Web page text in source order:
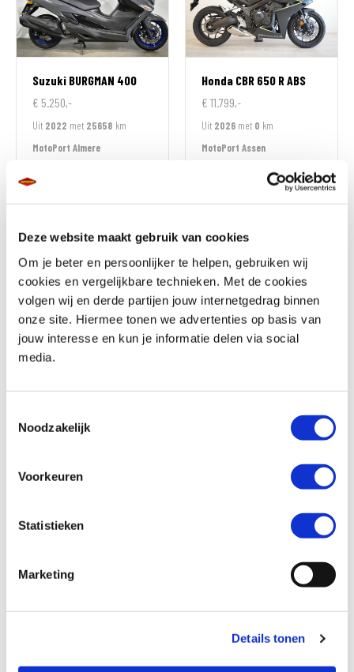
Deze website maakt gebruik van cookies
Om je beter en persoonlijker te helpen, gebruiken wij
cookies en vergelijkbare technieken. Met de cookies
volgen wij en derde partijen jouw internetgedrag binnen
onze site. Hiermee tonen we advertenties op basis van
jouw interesse en kun je informatie delen via social
media.
Noodzakelijk
Voorkeuren
Statistieken
Marketing
Details tonen
Suzuki BURGMAN 400
€ 5.250,-
Uit 2022 met 25658 km
MotoPort Almere
Honda CBR 650 R ABS
€ 11.799,-
Uit 2026 met 0 km
MotoPort Assen
Honda CB 750 HORNET
€ 9.299,-
Uit2026
Royal-Enfield HNTR 350
€ 5.799,-
MotoPort Leek
VULCAN S
MotoPort Leek